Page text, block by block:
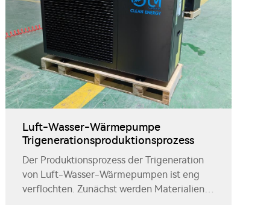
Luft-Wasser-Wärmepumpe
Trigenerationsproduktionsprozess
Der Produktionsprozess der Trigeneration
von Luft-Wasser-Wärmepumpen ist eng
verflochten. Zunächst werden Materialien